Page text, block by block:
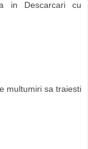
in Descarcari cu
multumiri sa traiesti